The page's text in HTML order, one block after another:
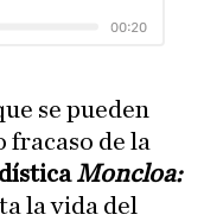
se pueden
fracaso de la
Moncloa:
la vida del